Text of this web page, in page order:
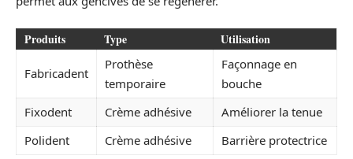
Produits Type Utilisation
Fabricadent
Prothèse
temporaire
Façonnage en
bouche
Fixodent
Crème adhésive
Améliorer la tenue
Polident
Crème adhésive Barrière protectrice